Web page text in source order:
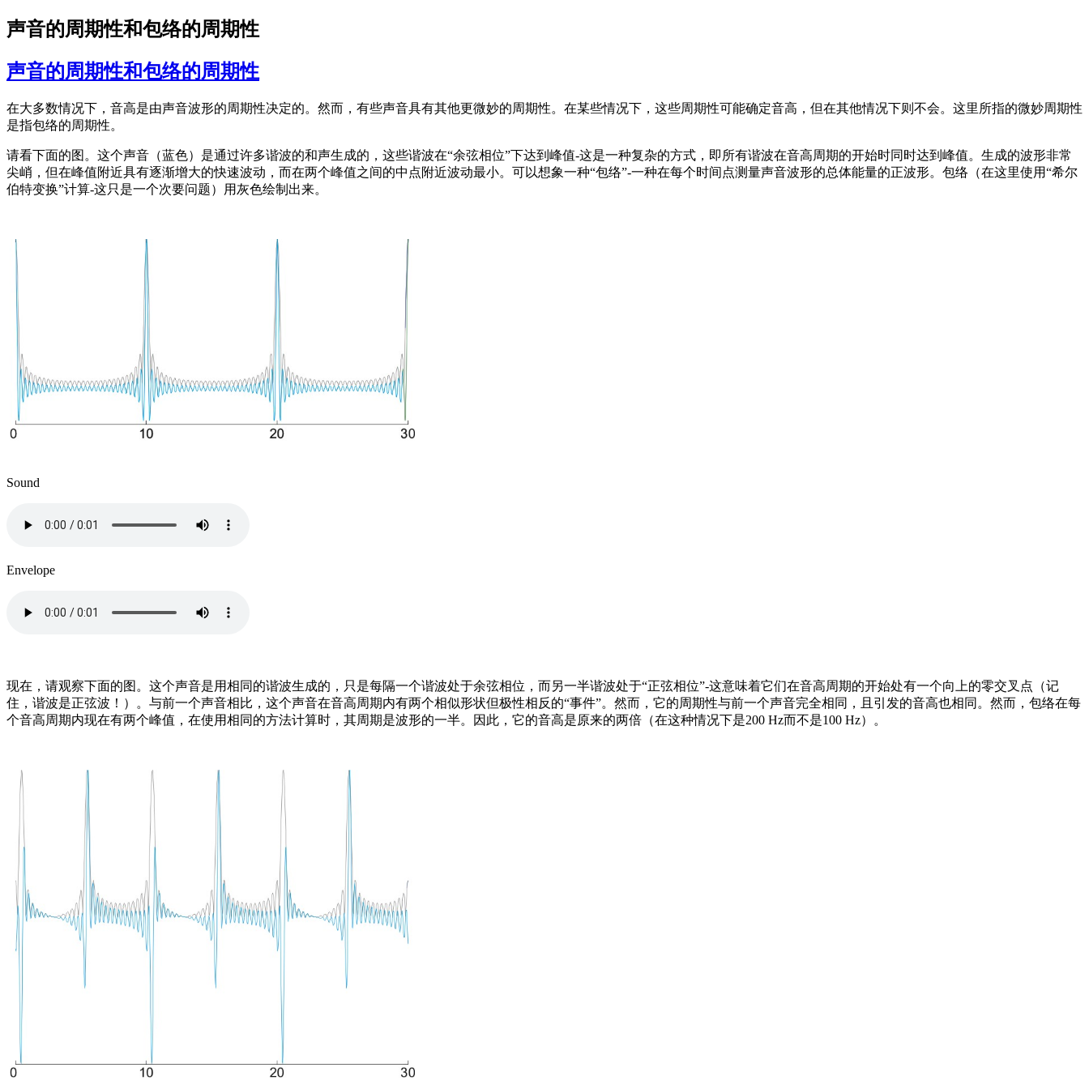
声音的周期性和包络的周期性
声音的周期性和包络的周期性
在大多数情况下，音高是由声音波形的周期性决定的。然而，有些声音具有其他更微妙的周期性。在某些情况下，这些周期性可能确定音高，但在其他情况下则不会。这里所指的微妙周期性
是指包络的周期性。
请看下面的图。这个声音（蓝色）是通过许多谐波的和声生成的，这些谐波在“余弦相位”下达到峰值-这是一种复杂的方式，即所有谐波在音高周期的开始时同时达到峰值。生成的波形非常
尖峭，但在峰值附近具有逐渐增大的快速波动，而在两个峰值之间的中点附近波动最小。可以想象一种“包络”-一种在每个时间点测量声音波形的总体能量的正波形。包络（在这里使用“希尔
伯特变换”计算-这只是一个次要问题）用灰色绘制出来。
Sound
Envelope
现在，请观察下面的图。这个声音是用相同的谐波生成的，只是每隔一个谐波处于余弦相位，而另一半谐波处于“正弦相位”-这意味着它们在音高周期的开始处有一个向上的零交叉点（记
住，谐波是正弦波！）。与前一个声音相比，这个声音在音高周期内有两个相似形状但极性相反的“事件”。然而，它的周期性与前一个声音完全相同，且引发的音高也相同。然而，包络在每
个音高周期内现在有两个峰值，在使用相同的方法计算时，其周期是波形的一半。因此，它的音高是原来的两倍（在这种情况下是200 Hz而不是100 Hz）。